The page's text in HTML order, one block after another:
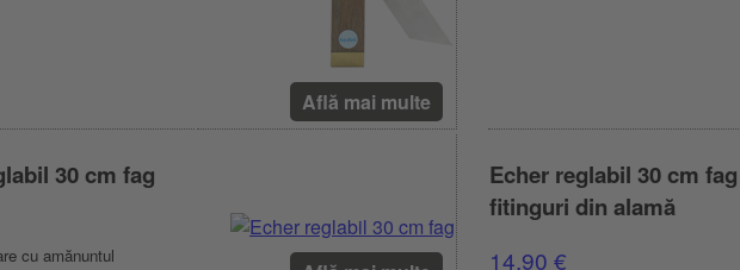
Află mai multe
30 cm fag
cu amănuntul
Echer reglabil 30 cm
fitinguri din alamă
14,90 €